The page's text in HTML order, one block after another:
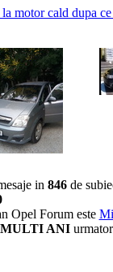
motor cald dupa
in 846de
Opel Forum este
ANI